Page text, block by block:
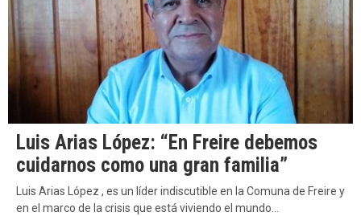
Luis Arias López: “En Freire debemos
cuidarnos como una gran familia”
Luis Arias López , es un líder indiscutible en la Comuna de Freire y
en el marco de la crisis que está viviendo el mundo…